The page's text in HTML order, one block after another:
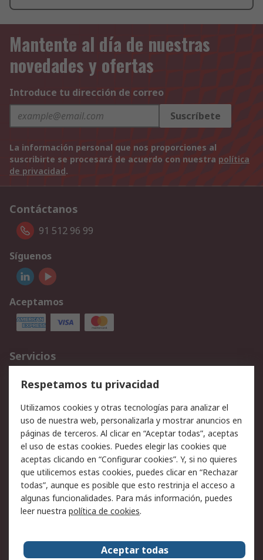
Mantente al día de nuestras
novedades y ofertas
Introduce tu dirección de correo
Suscríbete
La información personal que nos proporciones al
suscribirte se procesará de acuerdo con nuestra política
de privacidad.
Contáctanos
91 512 96 99
Síguenos
Aceptamos
Servicios
Cómo realizar pedidos
Devoluciones
Facturación y pago
Ofertas
Soporte técnico
Legal
Aviso legal
Política de privacidad -
Actualizada
Política sobre cookies
Seguridad de emails
Certificaciones de
Condiciones de venta
Acerca de RS
Respetamos tu privacidad
Utilizamos cookies y otras tecnologías para analizar el
uso de nuestra web, personalizarla y mostrar anuncios en
páginas de terceros. Al clicar en “Aceptar todas”, aceptas
el uso de estas cookies. Puedes elegir las cookies que
aceptas clicando en “Configurar cookies”. Y, si no quieres
que utilicemos estas cookies, puedes clicar en “Rechazar
todas”, aunque es posible que esto restrinja el acceso a
algunas funcionalidades. Para más información, puedes
leer nuestra política de cookies.
Aceptar todas